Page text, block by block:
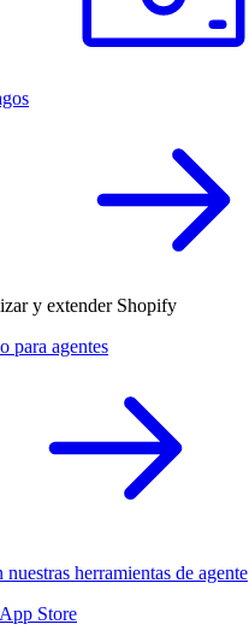
y extender Shopify
para agentes
nuestras herramientas de agente
Store